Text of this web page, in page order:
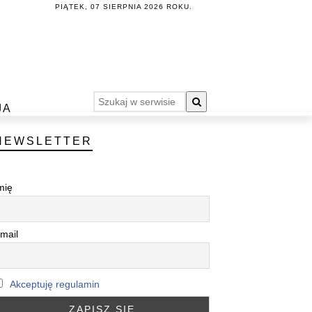
PIĄTEK, 07 SIERPNIA 2026 ROKU.
Akceptuję regulamin